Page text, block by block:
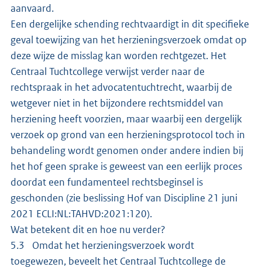
aanvaard.
Een dergelijke schending rechtvaardigt in dit specifieke
geval toewijzing van het herzieningsverzoek omdat op
deze wijze de misslag kan worden rechtgezet. Het
Centraal Tuchtcollege verwijst verder naar de
rechtspraak in het advocatentuchtrecht, waarbij de
wetgever niet in het bijzondere rechtsmiddel van
herziening heeft voorzien, maar waarbij een dergelijk
verzoek op grond van een herzieningsprotocol toch in
behandeling wordt genomen onder andere indien bij
het hof geen sprake is geweest van een eerlijk proces
doordat een fundamenteel rechtsbeginsel is
geschonden (zie beslissing Hof van Discipline 21 juni
2021 ECLI:NL:TAHVD:2021:120).
Wat betekent dit en hoe nu verder?
5.3 Omdat het herzieningsverzoek wordt
toegewezen, beveelt het Centraal Tuchtcollege de